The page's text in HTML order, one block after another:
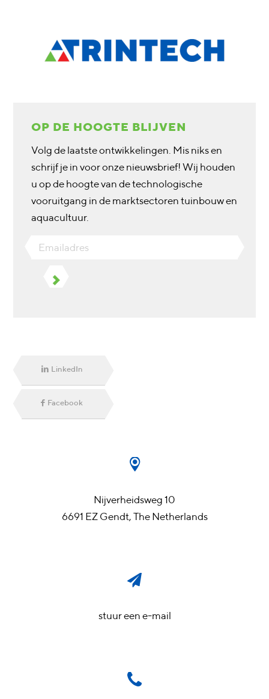
OP DE HOOGTE BLIJVEN
Volg de laatste ontwikkelingen. Mis niks en
schrijf je in voor onze nieuwsbrief! Wij houden
u op de hoogte van de technologische
vooruitgang in de marktsectoren tuinbouw en
aquacultuur.
Emailadres
LinkedIn
Facebook
Nijverheidsweg 10
6691 EZ Gendt, The Netherlands
stuur een e-mail